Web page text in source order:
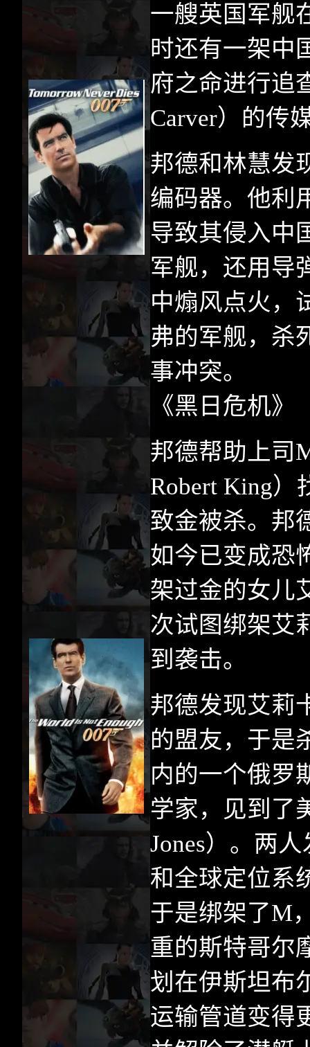
一艘英国军舰
时还有一架中
府之命进行追
Carver）的传
邦德和林慧发
编码器。他利
导致其侵入中
军舰，还用导
中煽风点火，
弗的军舰，杀
事冲突。
《黑日危机》
邦德帮助上司
Robert King）
致金被杀。邦
如今已变成恐
架过金的女儿
次试图绑架艾
到袭击。
邦德发现艾莉
的盟友，于是
内的一个俄罗
学家，见到了
Jones）。两
和全球定位系
于是绑架了M
重的斯特哥尔
划在伊斯坦布
运输管道变得